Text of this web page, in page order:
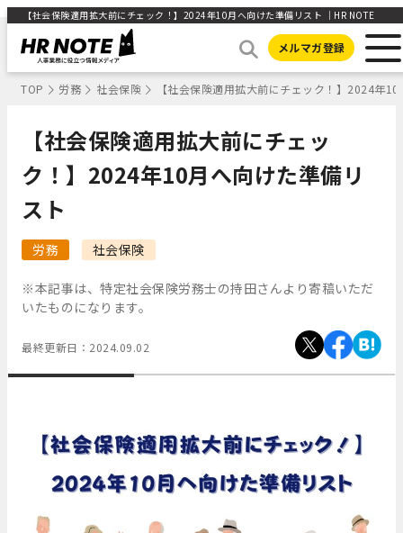
【社会保険適用拡大前にチェック！】2024年10月へ向けた準備リスト ｜HR NOTE
メルマガ登録
TOP 労務 社会保険 【社会保険適用拡大前にチェック！】2024年
【社会保険適用拡大前にチェッ
ク！】2024年10月へ向けた準備リ
スト
労務 社会保険
※本記事は、特定社会保険労務士の持田さんより寄稿いただ
いたものになります。
最終更新日： 2024.09.02